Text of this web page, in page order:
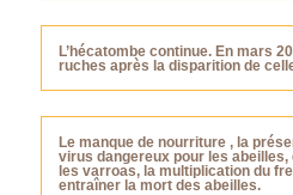
L’hécatombe continue. En mars
ruches après la disparition de
Le manque de nourriture , la
virus dangereux pour les
les varroas, la multiplication du
entraîner la mort des abeilles.